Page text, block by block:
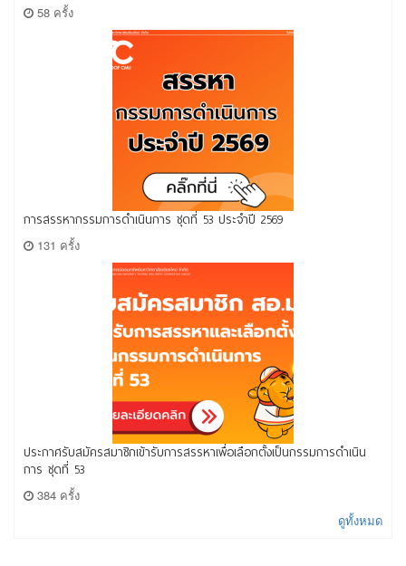
58 ครั้ง
การสรรหากรรมการดำเนินการ ชุดที่ 53 ประจำปี 2569
131 ครั้ง
ประกาศรับสมัครสมาชิกเข้ารับการสรรหาเพื่อเลือกตั้งเป็นกรรมการดำเนิน
การ ชุดที่ 53
384 ครั้ง
ดูทั้งหมด